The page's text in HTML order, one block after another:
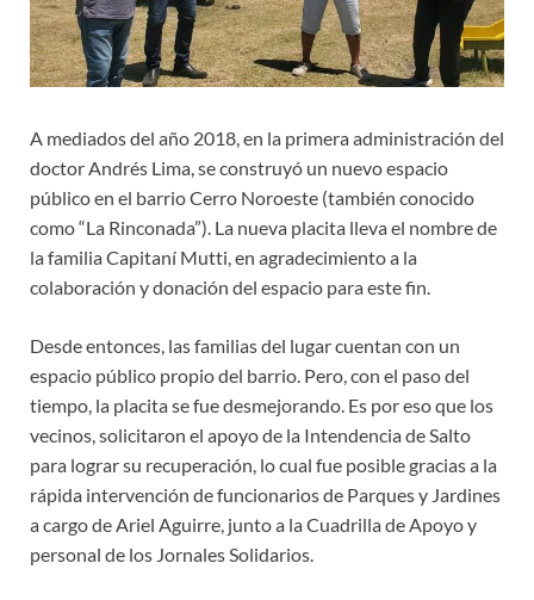
A mediados del año 2018, en la primera administración del
doctor Andrés Lima, se construyó un nuevo espacio
público en el barrio Cerro Noroeste (también conocido
como “La Rinconada”). La nueva placita lleva el nombre de
la familia Capitaní Mutti, en agradecimiento a la
colaboración y donación del espacio para este fin.
Desde entonces, las familias del lugar cuentan con un
espacio público propio del barrio. Pero, con el paso del
tiempo, la placita se fue desmejorando. Es por eso que los
vecinos, solicitaron el apoyo de la Intendencia de Salto
para lograr su recuperación, lo cual fue posible gracias a la
rápida intervención de funcionarios de Parques y Jardines
a cargo de Ariel Aguirre, junto a la Cuadrilla de Apoyo y
personal de los Jornales Solidarios.